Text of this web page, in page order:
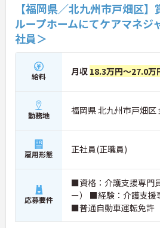
【福岡県／北九州市戸畑区
ループホームにてケアマネジ
社員＞
給料 月収 18.3万円～27.0万
勤務地 福岡県 北九州市戸畑区
雇用形態 正社員(正職員)
応募要件
■資格：介護支援専門
ー） ■経験：介護支
■普通自動車運転免